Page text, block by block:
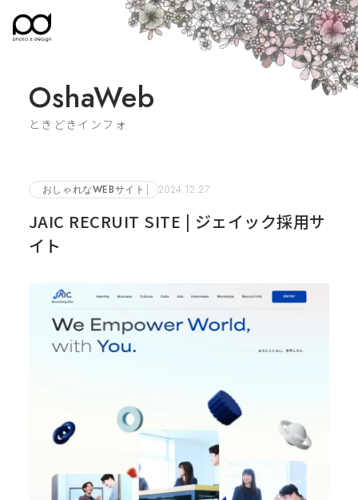
OshaWeb
ときどきインフォ
おしゃれなWEBサイト 2024.12.27
JAIC RECRUIT SITE | ジェイック採用サ
イト